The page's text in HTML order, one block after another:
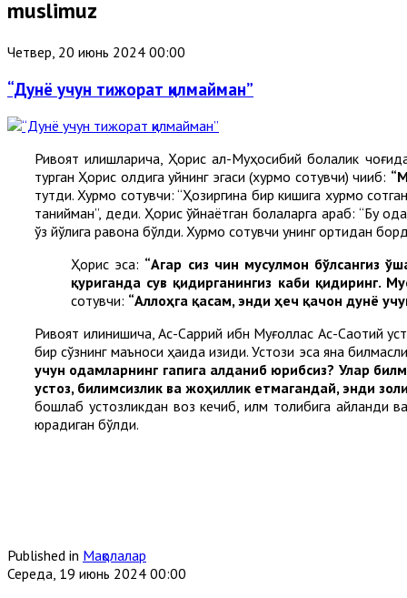
muslimuz
Четвер, 20 июнь 2024 00:00
“Дунё учун тижорат қилмайман”
Ривоят қилишларича, Ҳорис ал-Муҳосибий болалик
турган Ҳорис олдига уйнинг эгаси (хурмо сотувчи) чиқиб:
тутди. Хурмо сотувчи: “Ҳозиргина бир кишига хурмо
танийман”, деди. Ҳорис ўйнаётган болаларга қараб: “Бу
ўз йўлига равона бўлди. Хурмо сотувчи унинг ортидан
Ҳорис эса: “Агар сиз чин мусулмон бўлсангиз
қуриганда сув қидирганингиз каби қидиринг.
сотувчи: “Аллоҳга қасам, энди ҳеч қачон дунё
Ривоят қилинишича, Ас-Саррий ибн Муғоллас Ас-Сақотий
бир сўзнинг маъноси ҳақида қизиқди. Устози эса яна
учун одамларнинг гапига алданиб юрибсиз? Улар
устоз, билимсизлик ва жоҳиллик етмагандай, энди
бошлаб устозликдан воз кечиб, илм толибига айланди
юрадиган бўлди.
Published in Мақолалар
Середа, 19 июнь 2024 00:00